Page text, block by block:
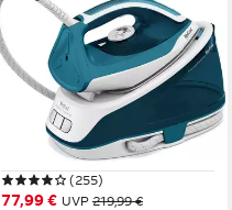
Dampfbügelstation Express
Essential, 2200 W, Xpress
Glide Bügelsohle, Calc Clear
1400 ml Wassertank
110 g/min Dauerdampfmenge
Dampfdruck
(255)
77,99 € UVP 219,99 €